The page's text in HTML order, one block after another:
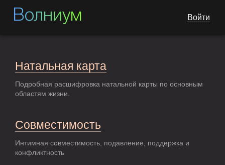
Волниум Войти
Натальная карта
Подробная расшифровка натальной карты по основным
областям жизни.
Совместимость
Интимная совместимость, подавление, поддержка и
конфликтность